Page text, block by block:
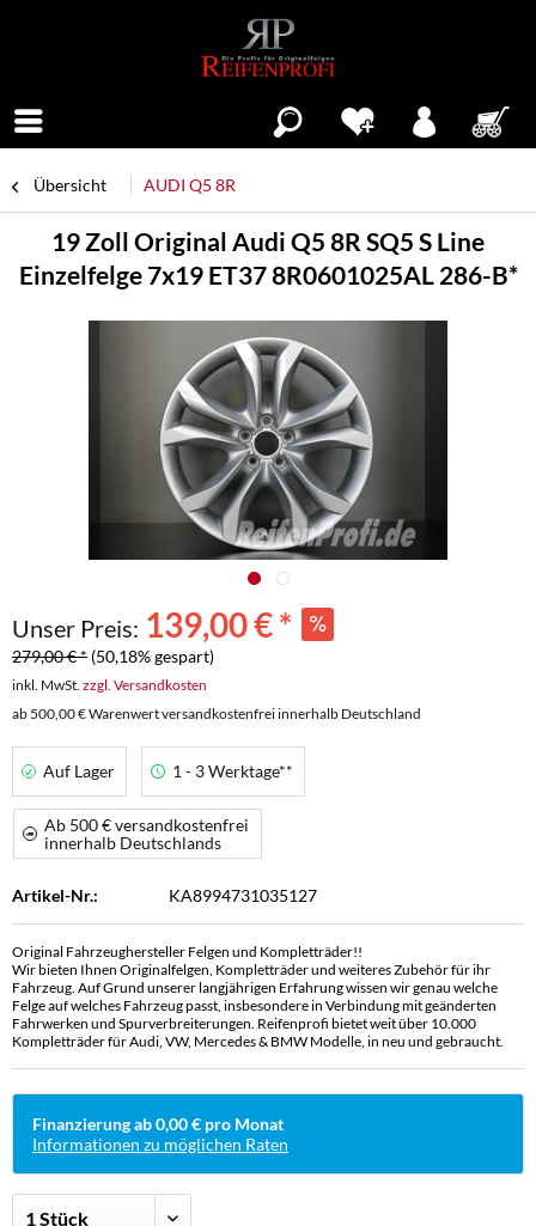
Übersicht AUDI Q5 8R
19 Zoll Original Audi Q5 8R SQ5 S Line
Einzelfelge 7x19 ET37 8R0601025AL 286-B*
Unser Preis: 139,00 € *
279,00 € * (50,18% gespart)
inkl. MwSt. zzgl. Versandkosten
ab 500,00 € Warenwert versandkostenfrei innerhalb Deutschland
Auf Lager 1 - 3 Werktage**
Ab 500 € versandkostenfrei
innerhalb Deutschlands
Artikel-Nr.: KA8994731035127
Original Fahrzeughersteller Felgen und Kompletträder!!
Wir bieten Ihnen Originalfelgen, Kompletträder und weiteres Zubehör für ihr
Fahrzeug. Auf Grund unserer langjährigen Erfahrung wissen wir genau welche
Felge auf welches Fahrzeug passt, insbesondere in Verbindung mit geänderten
Fahrwerken und Spurverbreiterungen. Reifenprofi bietet weit über 10.000
Kompletträder für Audi, VW, Mercedes & BMW Modelle, in neu und gebraucht.
Finanzierung ab 0,00 € pro Monat
Informationen zu möglichen Raten